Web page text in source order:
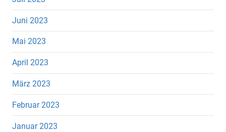
Juni 2023
Mai 2023
April 2023
März 2023
Februar 2023
Januar 2023